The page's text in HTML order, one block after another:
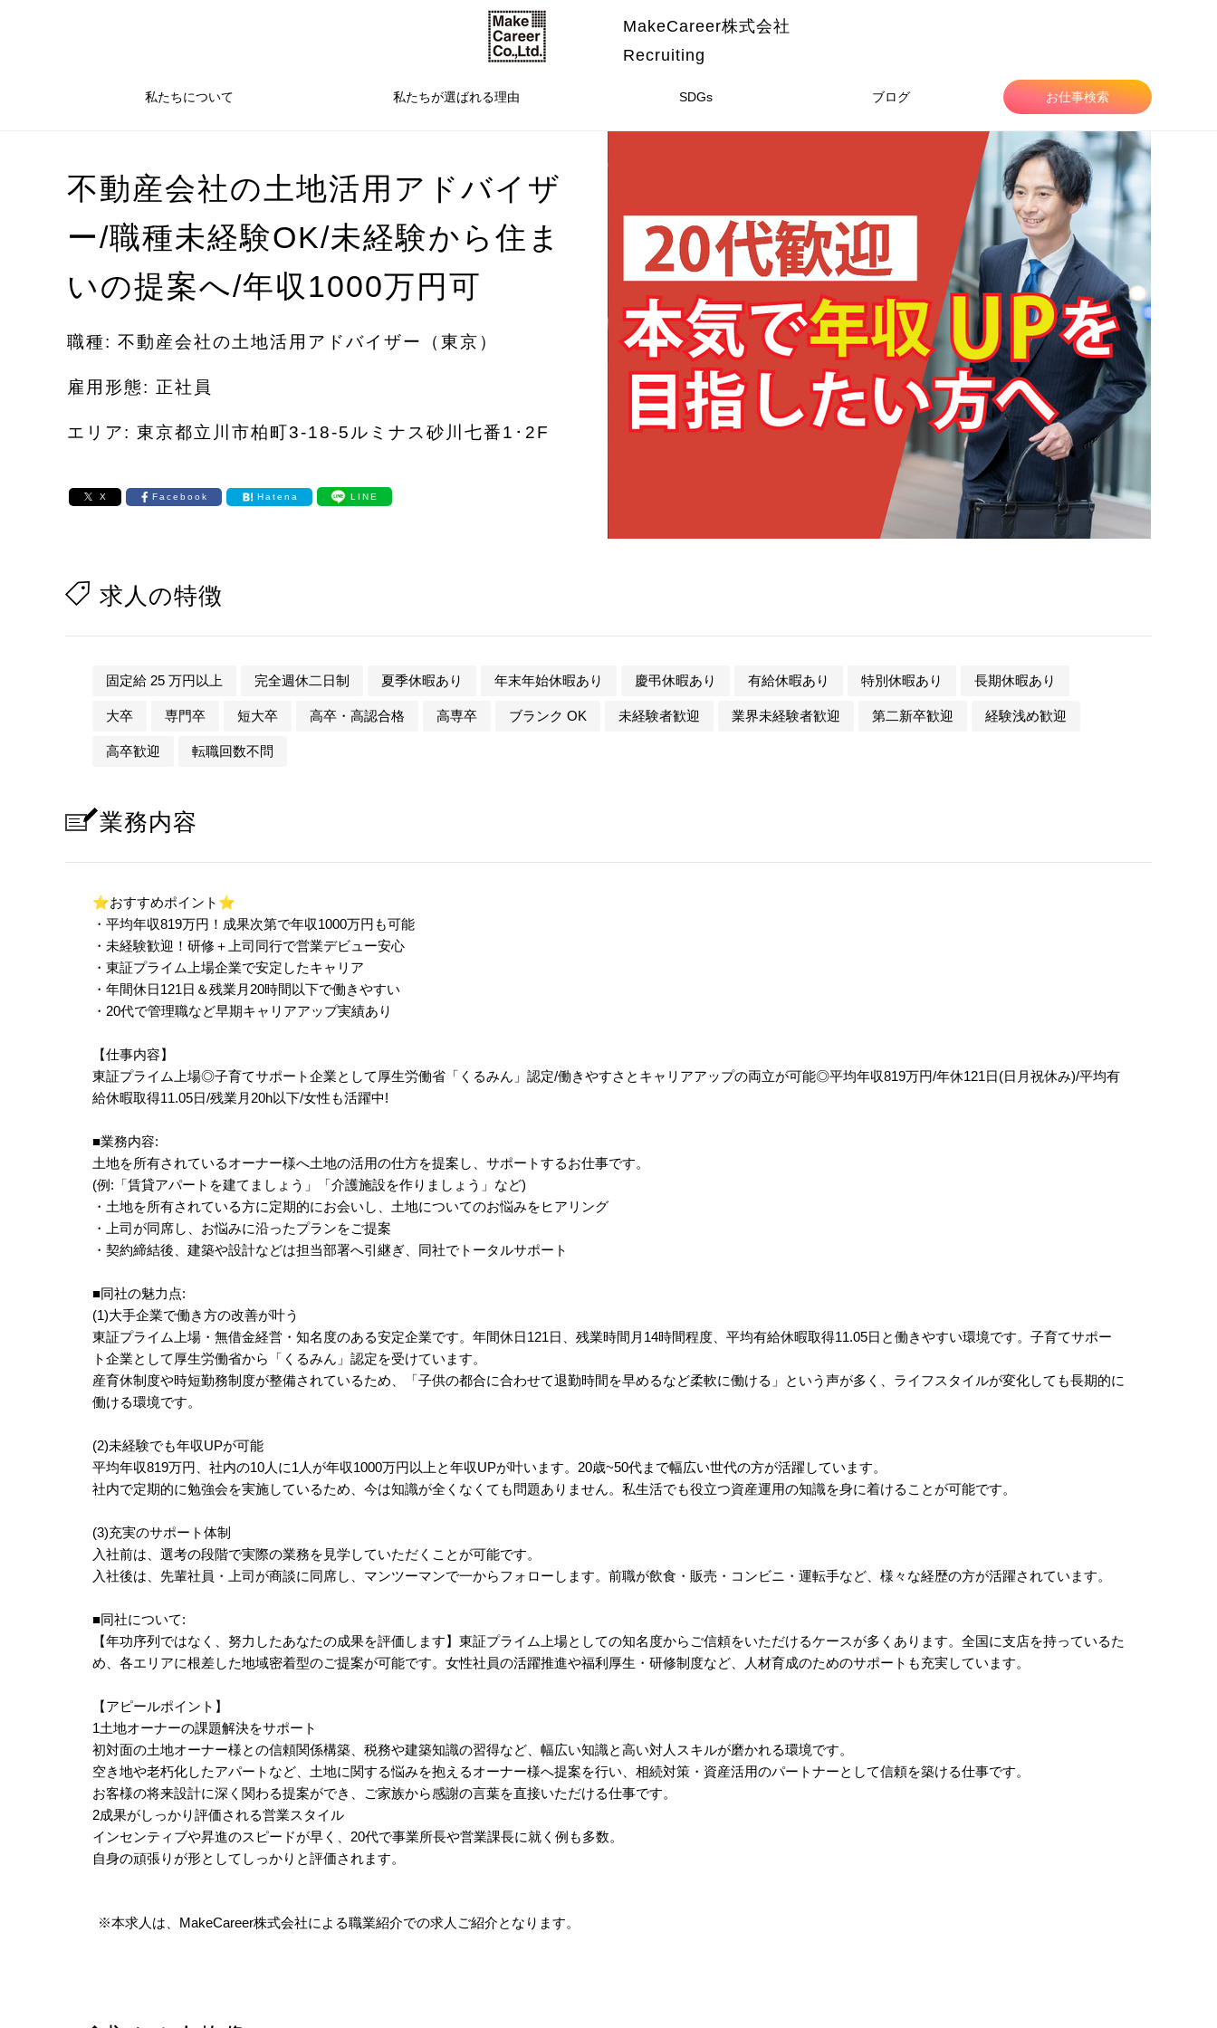
MakeCareer株式会社
Recruiting
私たちについて 私たちが選ばれる理由 SDGs ブログ お仕事検索
不動産会社の土地活用アドバイザ
ー/職種未経験OK/未経験から住ま
いの提案へ/年収1000万円可
職種: 不動産会社の土地活用アドバイザー（東京）
雇用形態: 正社員
エリア: 東京都立川市柏町3-18-5ルミナス砂川七番1･2F
X Facebook Hatena LINE
求人の特徴
固定給 25 万円以上 完全週休二日制 夏季休暇あり 年末年始休暇あり 慶弔休暇あり 有給休暇あり 特別休暇あり 長期休暇あり
大卒 専門卒 短大卒 高卒・高認合格 高専卒 ブランク OK 未経験者歓迎 業界未経験者歓迎 第二新卒歓迎 経験浅め歓迎
高卒歓迎 転職回数不問
業務内容
⭐おすすめポイント ⭐
・平均年収819万円！成果次第で年収1000万円も可能
・未経験歓迎！研修＋上司同行で営業デビュー安心
・東証プライム上場企業で安定したキャリア
・年間休日121日＆残業月20時間以下で働きやすい
・20代で管理職など早期キャリアアップ実績あり
【仕事内容】
東証プライム上場◎子育てサポート企業として厚生労働省「くるみん」認定/働きやすさとキャリアアップの両立が可能◎平均年収819万円/年休121日(日月祝休み)/平均有
給休暇取得11.05日/残業月20h以下/女性も活躍中!
■業務内容:
土地を所有されているオーナー様へ土地の活用の仕方を提案し、サポートするお仕事です。
(例:「賃貸アパートを建てましょう」「介護施設を作りましょう」など)
・土地を所有されている方に定期的にお会いし、土地についてのお悩みをヒアリング
・上司が同席し、お悩みに沿ったプランをご提案
・契約締結後、建築や設計などは担当部署へ引継ぎ、同社でトータルサポート
■同社の魅力点:
(1)大手企業で働き方の改善が叶う
東証プライム上場・無借金経営・知名度のある安定企業です。年間休日121日、残業時間月14時間程度、平均有給休暇取得11.05日と働きやすい環境です。子育てサポー
ト企業として厚生労働省から「くるみん」認定を受けています。
産育休制度や時短勤務制度が整備されているため、「子供の都合に合わせて退勤時間を早めるなど柔軟に働ける」という声が多く、ライフスタイルが変化しても長期的に
働ける環境です。
(2)未経験でも年収UPが可能
平均年収819万円、社内の10人に1人が年収1000万円以上と年収UPが叶います。20歳~50代まで幅広い世代の方が活躍しています。
社内で定期的に勉強会を実施しているため、今は知識が全くなくても問題ありません。私生活でも役立つ資産運用の知識を身に着けることが可能です。
(3)充実のサポート体制
入社前は、選考の段階で実際の業務を見学していただくことが可能です。
入社後は、先輩社員・上司が商談に同席し、マンツーマンで一からフォローします。前職が飲食・販売・コンビニ・運転手など、様々な経歴の方が活躍されています。
■同社について:
【年功序列ではなく、努力したあなたの成果を評価します】東証プライム上場としての知名度からご信頼をいただけるケースが多くあります。全国に支店を持っているた
め、各エリアに根差した地域密着型のご提案が可能です。女性社員の活躍推進や福利厚生・研修制度など、人材育成のためのサポートも充実しています。
【アピールポイント】
1土地オーナーの課題解決をサポート
初対面の土地オーナー様との信頼関係構築、税務や建築知識の習得など、幅広い知識と高い対人スキルが磨かれる環境です。
空き地や老朽化したアパートなど、土地に関する悩みを抱えるオーナー様へ提案を行い、相続対策・資産活用のパートナーとして信頼を築ける仕事です。
お客様の将来設計に深く関わる提案ができ、ご家族から感謝の言葉を直接いただける仕事です。
2成果がしっかり評価される営業スタイル
インセンティブや昇進のスピードが早く、20代で事業所長や営業課長に就く例も多数。
自身の頑張りが形としてしっかりと評価されます。
※本求人は、MakeCareer株式会社による職業紹介での求人ご紹介となります。